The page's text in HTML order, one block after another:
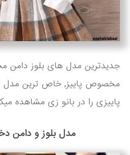
جدیدترین مدل های بلوز دامن
مخصوص پاییز, خاص ترین مدل
پاییزی را در بانو زی مشاهده
مدل بلوز و دامن